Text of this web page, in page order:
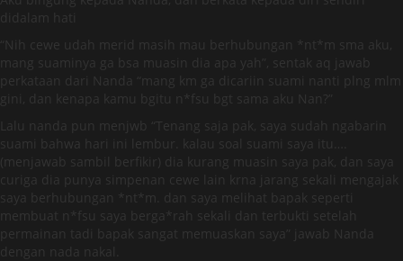
didalam hati
“Nih cewe udah merid masih mau berhubungan *nt*m sma aku,
mang suaminya ga bsa muasin dia apa yah”, sentak aq jawab
perkataan dari Nanda “mang km ga dicariin suami nanti plng mlm
gini, dan kenapa kamu bgitu n*fsu bgt sama aku Nan?”
Lalu nanda pun menjwb “Tenang saja pak, saya sudah ngabarin
suami bahwa hari ini lembur. kalau soal suami saya itu….
(menjawab sambil berfikir) dia kurang muasin saya pak, dan saya
curiga dia punya simpenan cewe lain krna jarang sekali mengajak
saya berhubungan *nt*m. dan saya melihat bapak seperti
membuat n*fsu saya berga*rah sekali dan terbukti setelah
permainan tadi bapak sangat memuaskan saya” jawab Nanda
dengan nada nakal.